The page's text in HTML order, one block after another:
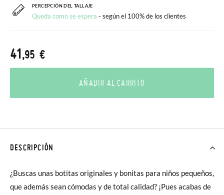
PERCEPCIÓN DEL TALLAJE
Queda como se espera - según el 100% de los clientes
41,95 €
AÑADIR AL CARRITO
DESCRIPCIÓN
¿Buscas unas botitas originales y bonitas para niños pequeños,
que además sean cómodas y de total calidad? ¡Pues acabas de